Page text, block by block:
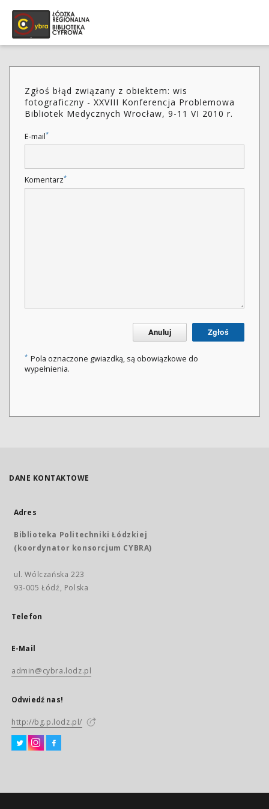
Zgłoś błąd związany z obiektem: wis
fotograficzny - XXVIII Konferencja Problemowa
Bibliotek Medycznych Wrocław, 9-11 VI 2010 r.
E-mail*
Komentarz*
Anuluj Zgłoś
* Pola oznaczone gwiazdką, są obowiązkowe do
wypełnienia.
DANE KONTAKTOWE
Adres
Biblioteka Politechniki Łódzkiej
(koordynator konsorcjum CYBRA)
ul. Wólczańska 223
93-005 Łódź, Polska
Telefon
E-Mail
admin@cybra.lodz.pl
Odwiedź nas!
http://bg.p.lodz.pl/